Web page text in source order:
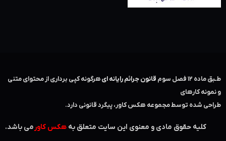
طـبق ماده ۱۲ فصل سوم ‌ قانون جرائم رایانه ایهرگونه کپی برداری از محتوای متنی
و نمونه کارهای
طراحی شده توسط مجموعه هکس کاور، پیگرد قانونی دارد.
کلیه حقوق مادی و معنوی این سایت متعلق به هکس کاور می باشد.